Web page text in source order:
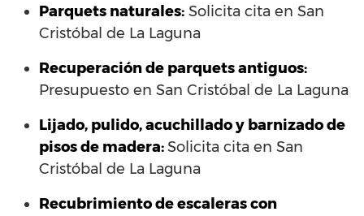
Parquets naturales: Solicita cita en San
Cristóbal de La Laguna
Recuperación de parquets antiguos:
Presupuesto en San Cristóbal de La Laguna
Lijado, pulido, acuchillado y barnizado de
pisos de madera:Solicita cita en San
Cristóbal de La Laguna
Recubrimiento de escaleras con